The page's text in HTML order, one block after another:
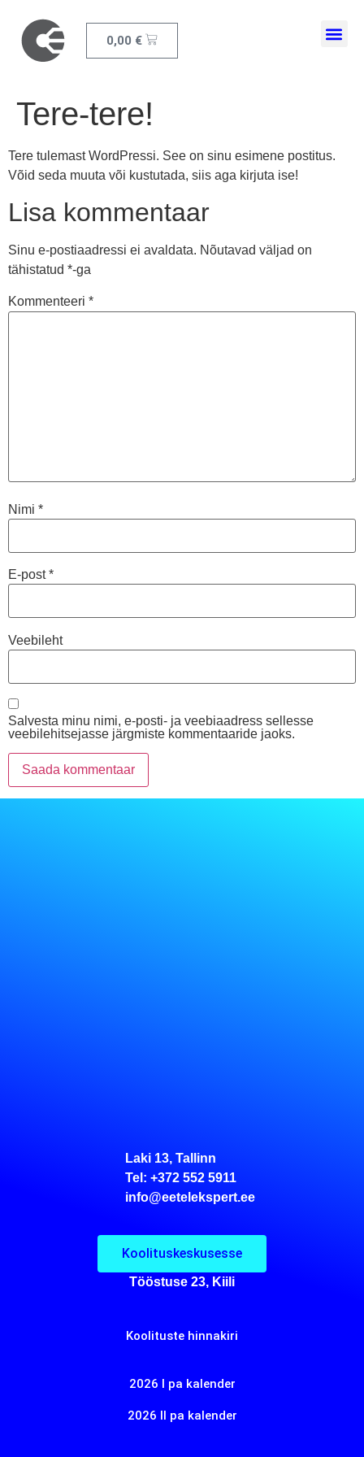
0,00 €
Tere-tere!
Tere tulemast WordPressi. See on sinu esimene postitus.
Võid seda muuta või kustutada, siis aga kirjuta ise!
Lisa kommentaar
Sinu e-postiaadressi ei avaldata. Nõutavad väljad on
tähistatud *-ga
Kommenteeri *
Nimi *
E-post*
Veebileht
Salvesta minu nimi, e-posti- ja veebiaadress sellesse
veebilehitsejasse järgmiste kommentaaride jaoks.
Laki 13, Tallinn
Tel: +372 552 5911
info@eetelekspert.ee
Koolituskeskusesse
Tööstuse 23, Kiili
Koolituste hinnakiri
2026 I pa kalender
2026 II pa kalender